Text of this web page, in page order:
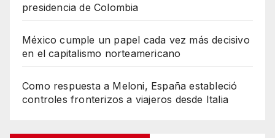
presidencia de Colombia
México cumple un papel cada vez más decisivo
en el capitalismo norteamericano
Como respuesta a Meloni, España estableció
controles fronterizos a viajeros desde Italia